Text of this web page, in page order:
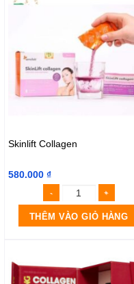
Skinlift Collagen
580.000 ₫
THÊM VÀO GIỎ HÀNG